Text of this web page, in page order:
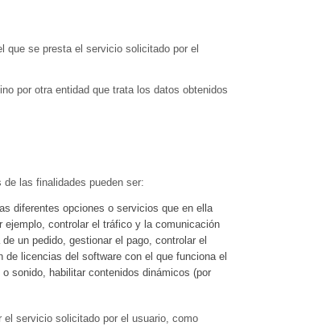
que se presta el servicio solicitado por el
por otra entidad que trata los datos obtenidos
las finalidades pueden ser:
diferentes opciones o servicios que en ella
controlar el tráfico y la comunicación
un pedido, gestionar el pago, controlar el
licencias del software con el que funciona el
sonido, habilitar contenidos dinámicos (por
servicio solicitado por el usuario, como